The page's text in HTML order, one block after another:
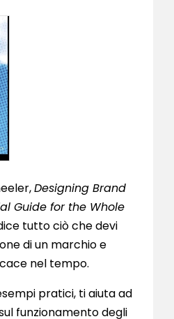
Designing Brand
Guide for the Whole
tutto ciò che devi
di un marchio e
nel tempo.
pratici, ti aiuta ad
funzionamento degli